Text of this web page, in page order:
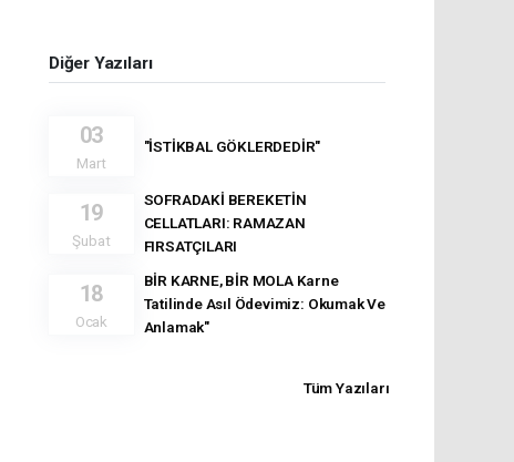
Diğer Yazıları
03
Mart
"İSTİKBAL GÖKLERDEDİR"
19
Şubat
SOFRADAKİ BEREKETİN
CELLATLARI: RAMAZAN
FIRSATÇILARI
18
Ocak
BİR KARNE, BİR MOLA Karne
Tatilinde Asıl Ödevimiz: Okumak Ve
Anlamak"
Tüm Yazıları